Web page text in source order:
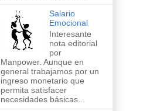
Salario
Emocional
Interesante
nota editorial
por
Manpower. Aunque en
general trabajamos por un
ingreso monetario que
permita satisfacer
necesidades básicas...